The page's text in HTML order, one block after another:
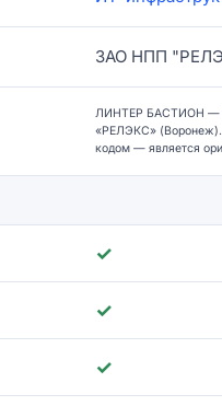
ЗАО НПП
ЛИНТЕР БАСТИОН —
«РЕЛЭКС» (Воронеж).
кодом — является
✓
✓
✓